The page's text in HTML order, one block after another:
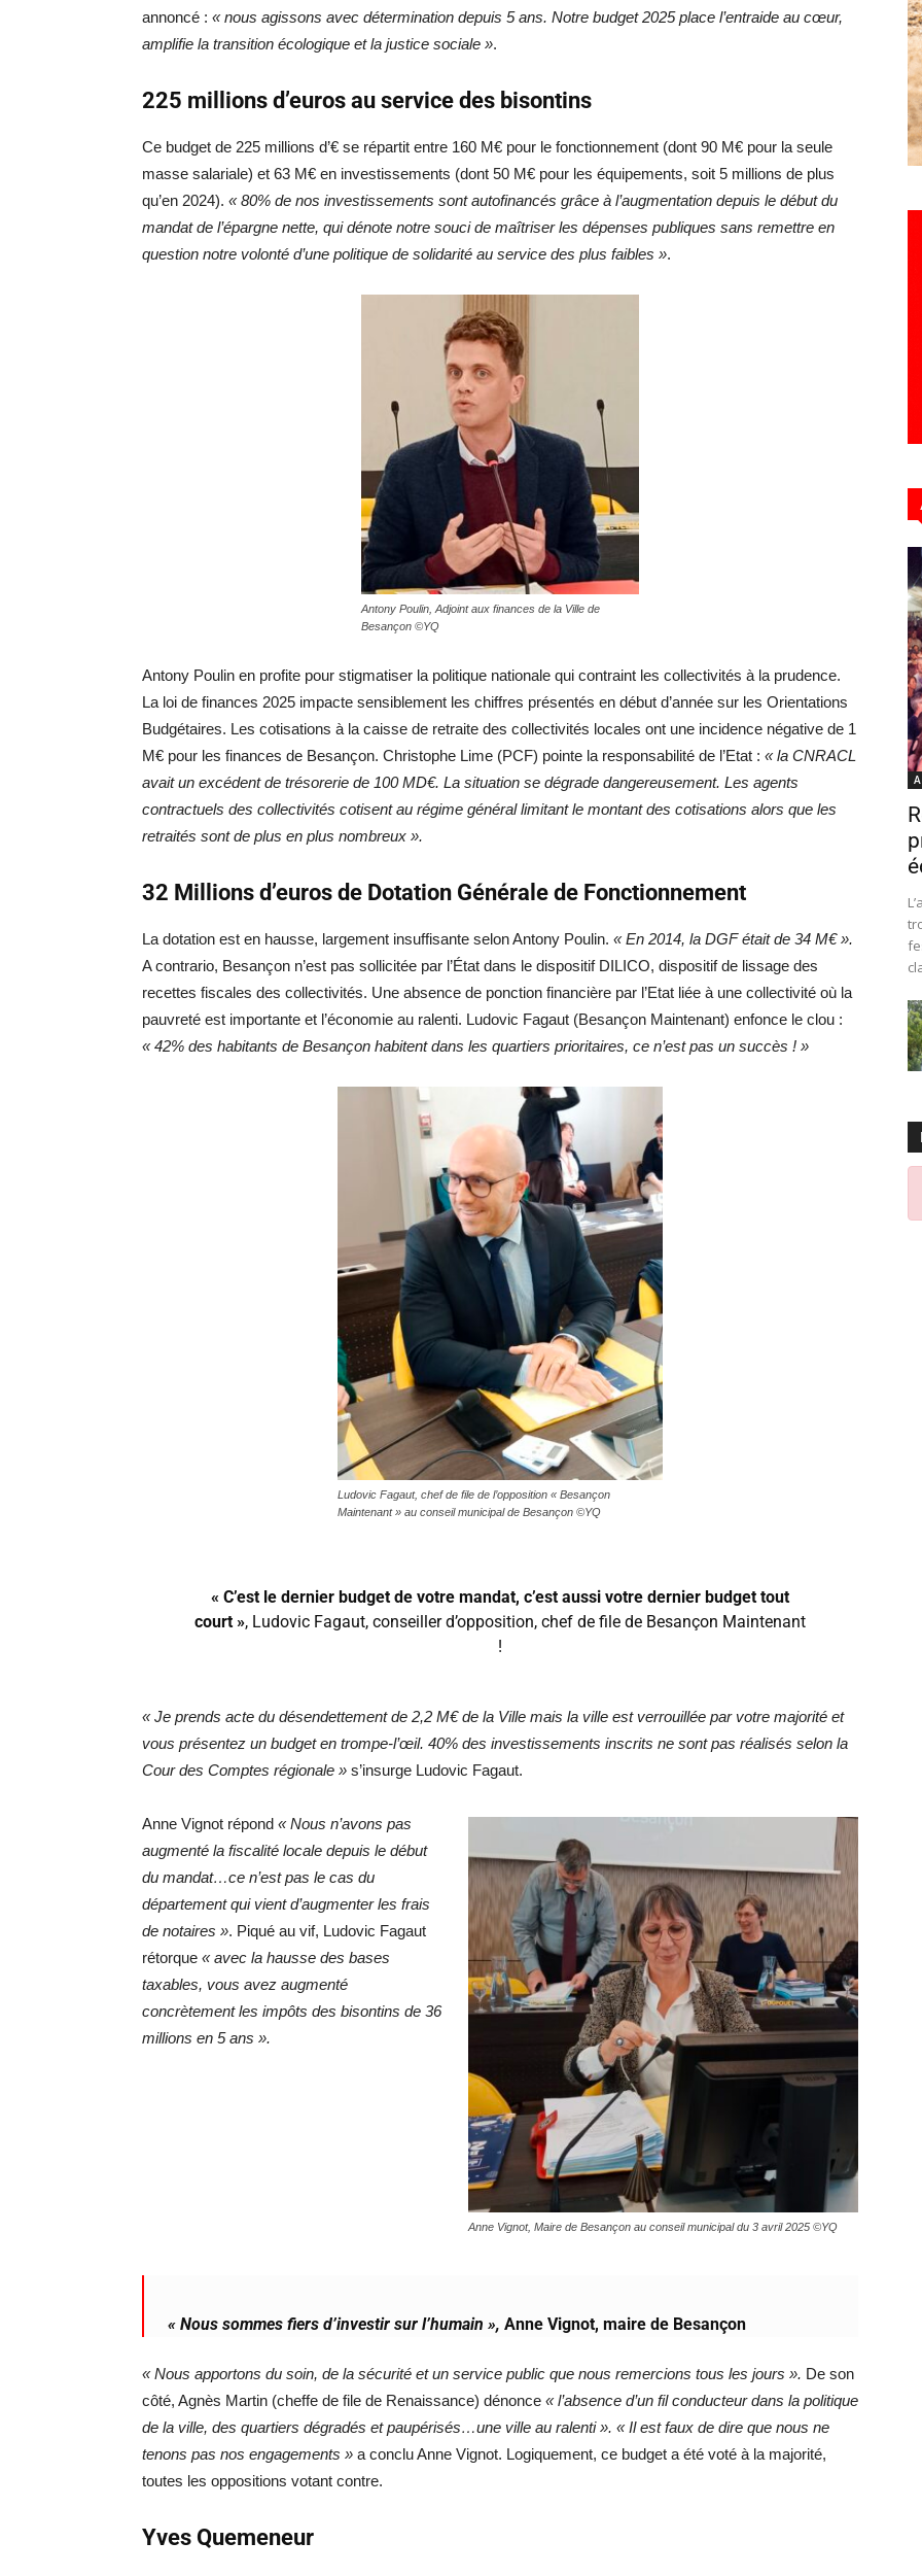
annoncé : « nous agissons avec détermination depuis 5 ans. Notre budget 2025 place l’entraide au cœur,
amplifie la transition écologique et la justice sociale ».
225 millions d’euros au service des bisontins
Ce budget de 225 millions d’€ se répartit entre 160 M€ pour le fonctionnement (dont 90 M€ pour la seule
masse salariale) et 63 M€ en investissements (dont 50 M€ pour les équipements, soit 5 millions de plus
qu’en 2024). « 80% de nos investissements sont autofinancés grâce à l’augmentation depuis le début du
mandat de l’épargne nette, qui dénote notre souci de maîtriser les dépenses publiques sans remettre en
question notre volonté d’une politique de solidarité au service des plus faibles ».
Antony Poulin, Adjoint aux finances de la Ville de
Besançon ©YQ
Antony Poulin en profite pour stigmatiser la politique nationale qui contraint les collectivités à la prudence.
La loi de finances 2025 impacte sensiblement les chiffres présentés en début d’année sur les Orientations
Budgétaires. Les cotisations à la caisse de retraite des collectivités locales ont une incidence négative de 1
M€ pour les finances de Besançon. Christophe Lime (PCF) pointe la responsabilité de l’Etat : « la CNRACL
avait un excédent de trésorerie de 100 MD€. La situation se dégrade dangereusement. Les agents
contractuels des collectivités cotisent au régime général limitant le montant des cotisations alors que les
retraités sont de plus en plus nombreux ».
32 Millions d’euros de Dotation Générale de Fonctionnement
La dotation est en hausse, largement insuffisante selon Antony Poulin. « En 2014, la DGF était de 34 M€ ».
A contrario, Besançon n’est pas sollicitée par l’État dans le dispositif DILICO, dispositif de lissage des
recettes fiscales des collectivités. Une absence de ponction financière par l’Etat liée à une collectivité où la
pauvreté est importante et l’économie au ralenti. Ludovic Fagaut (Besançon Maintenant) enfonce le clou :
« 42% des habitants de Besançon habitent dans les quartiers prioritaires, ce n’est pas un succès ! »
Ludovic Fagaut, chef de file de l’opposition « Besançon
Maintenant » au conseil municipal de Besançon ©YQ
« C’est le dernier budget de votre mandat, c’est aussi votre dernier budget tout
court », Ludovic Fagaut, conseiller d’opposition, chef de file de Besançon Maintenant
!
« Je prends acte du désendettement de 2,2 M€ de la Ville mais la ville est verrouillée par votre majorité et
vous présentez un budget en trompe-l’œil. 40% des investissements inscrits ne sont pas réalisés selon la
Cour des Comptes régionale » s’insurge Ludovic Fagaut.
Anne Vignot, Maire de Besançon au conseil municipal du 3 avril 2025 ©YQ
Anne Vignot répond « Nous n’avons pas
augmenté la fiscalité locale depuis le début
du mandat…ce n’est pas le cas du
département qui vient d’augmenter les frais
de notaires ». Piqué au vif, Ludovic Fagaut
rétorque « avec la hausse des bases
taxables, vous avez augmenté
concrètement les impôts des bisontins de 36
millions en 5 ans ».
« Nous sommes fiers d’investir sur l’humain », Anne Vignot, maire de Besançon
« Nous apportons du soin, de la sécurité et un service public que nous remercions tous les jours ». De son
côté, Agnès Martin (cheffe de file de Renaissance) dénonce « l’absence d’un fil conducteur dans la politique
de la ville, des quartiers dégradés et paupérisés…une ville au ralenti ». « Il est faux de dire que nous ne
tenons pas nos engagements » a conclu Anne Vignot. Logiquement, ce budget a été voté à la majorité,
toutes les oppositions votant contre.
Yves Quemeneur